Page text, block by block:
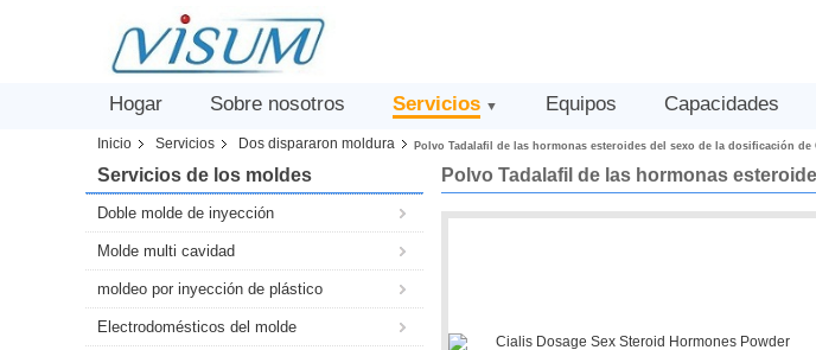
Hogar Sobre nosotros Servicios ▼ Equipos Capacidades
Inicio Servicios Dos dispararon moldura Polvo Tadalafil de las hormonas esteroides del sexo de la dosificación
Servicios de los moldes
Doble molde de inyección
Molde multi cavidad
moldeo por inyección de plástico
Electrodomésticos del molde
Polvo Tadalafil de las hormonas